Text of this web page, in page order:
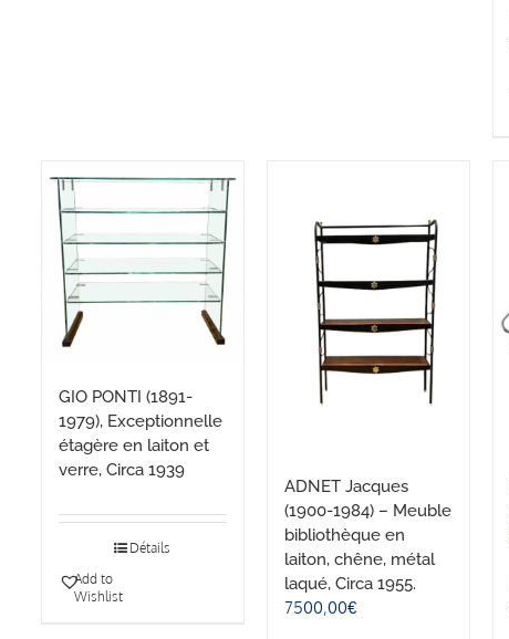
GIO PONTI (1891-
1979), Exceptionnelle
étagère en laiton et
verre, Circa 1939
Détails
Add to
Wishlist
ADNET Jacques
(1900-1984) – Meuble
bibliothèque en
laiton, chêne, métal
laqué, Circa 1955.
7500,00€